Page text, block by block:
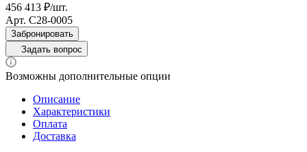
456 413 ₽/шт.
Арт. С28-0005
Забронировать
Задать вопрос
Возможны дополнительные опции
Описание
Характеристики
Оплата
Доставка